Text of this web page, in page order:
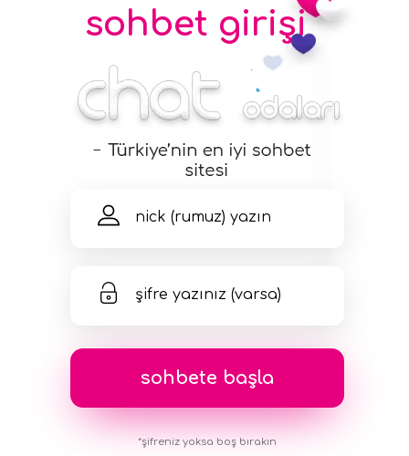
sohbet girişi
*şifreniz yoksa boş bırakın